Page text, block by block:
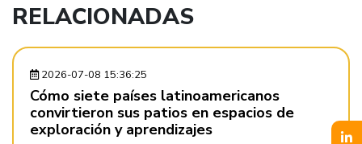
RELACIONADAS
2026-07-08 15:36:25
Cómo siete países latinoamericanos
convirtieron sus patios en espacios de
exploración y aprendizajes